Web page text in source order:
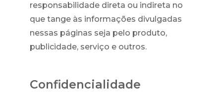
responsabilidade direta ou indireta no
que tange às informações divulgadas
nessas páginas seja pelo produto,
publicidade, serviço e outros.
Confidencialidade